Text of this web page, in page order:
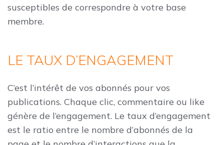
susceptibles de correspondre à votre base
membre.
LE TAUX D’ENGAGEMENT
C’est l’intérêt de vos abonnés pour vos
publications. Chaque clic, commentaire ou like
génère de l’engagement. Le taux d’engagement
est le ratio entre le nombre d’abonnés de la